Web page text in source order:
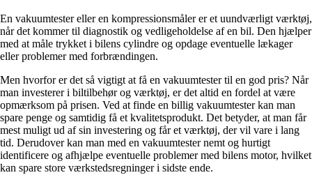
En vakuumtester eller en kompressionsmåler er et uundværligt værktøj,
når det kommer til diagnostik og vedligeholdelse af en bil. Den hjælper
med at måle trykket i bilens cylindre og opdage eventuelle lækager
eller problemer med forbrændingen.
Men hvorfor er det så vigtigt at få en vakuumtester til en god pris? Når
man investerer i biltilbehør og værktøj, er det altid en fordel at være
opmærksom på prisen. Ved at finde en billig vakuumtester kan man
spare penge og samtidig få et kvalitetsprodukt. Det betyder, at man får
mest muligt ud af sin investering og får et værktøj, der vil vare i lang
tid. Derudover kan man med en vakuumtester nemt og hurtigt
identificere og afhjælpe eventuelle problemer med bilens motor, hvilket
kan spare store værkstedsregninger i sidste ende.